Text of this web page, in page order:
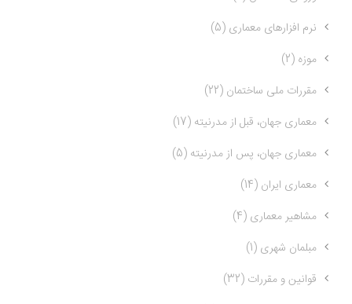
نرم افزارهای معماری (5)
موزه (2)
مقررات ملی ساختمان (22)
معماری جهان، قبل از مدرنیته (17)
معماری جهان، پس از مدرنیته (5)
معماری ایران (14)
مشاهیر معماری (4)
مبلمان شهری (1)
قوانین و مقررات (32)